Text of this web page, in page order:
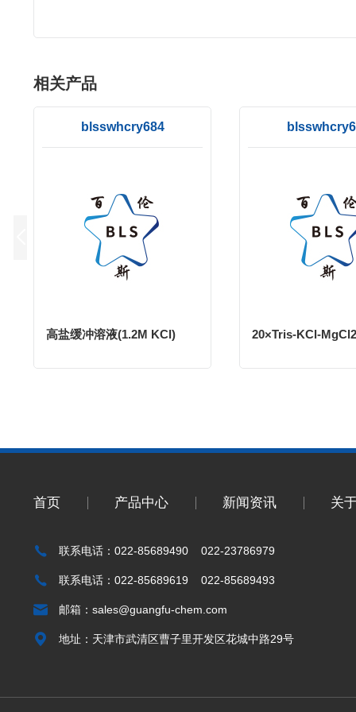
相关产品
blsswhcry684
高盐缓冲溶液(1.2M KCl) 20×Tris-KCl-
首页 产品中心 新闻资讯 关
联系电话：022-85689490 022-23786979
联系电话：022-85689619 022-85689493
邮箱： sales@guangfu-chem.com
地址：天津市武清区曹子里开发区花城中路29号